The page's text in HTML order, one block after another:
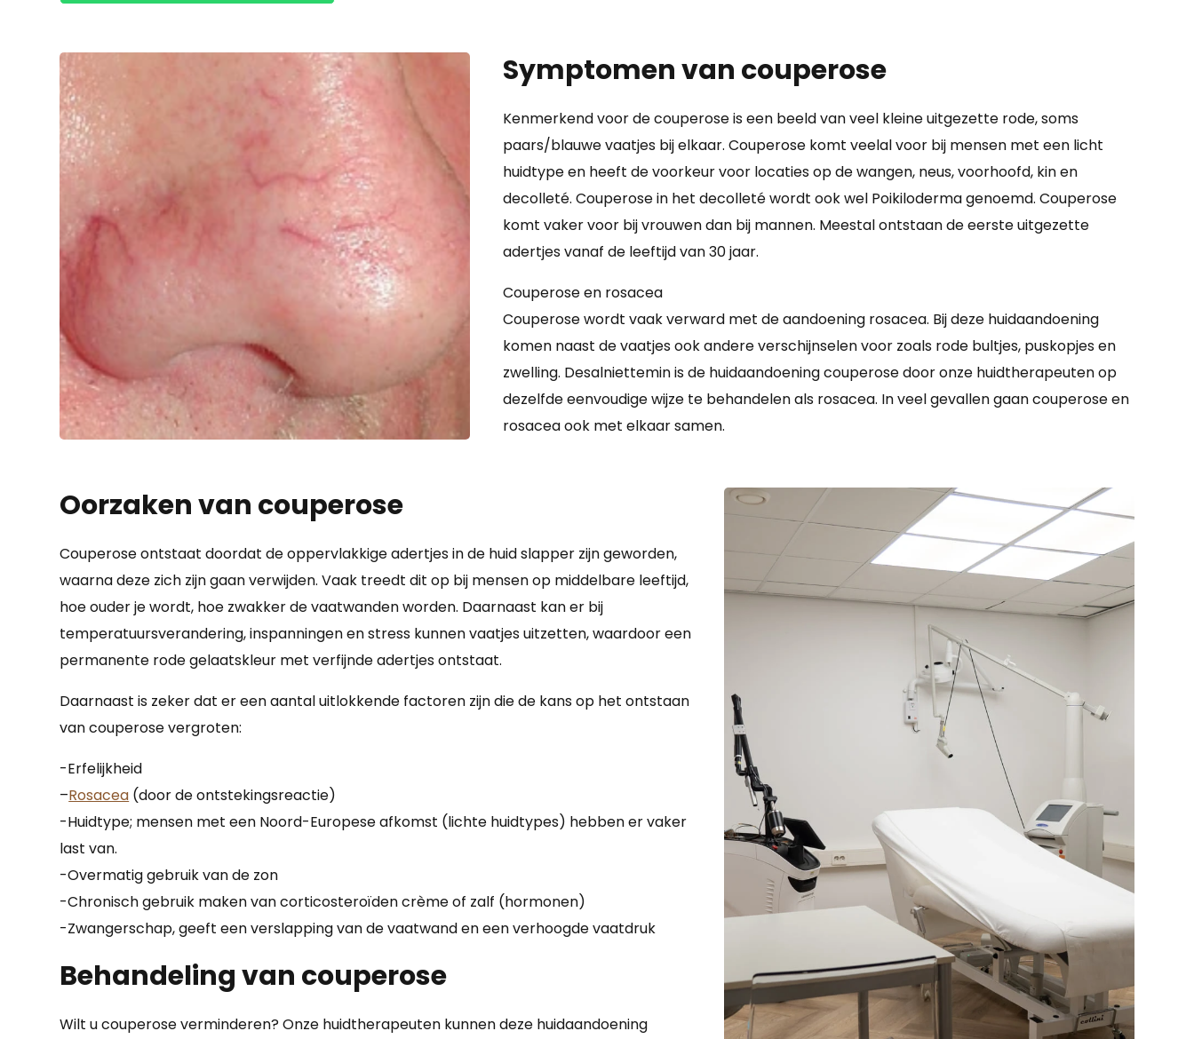
Symptomen van couperose
Kenmerkend voor de couperose is een beeld van veel kleine uitgezette rode, soms
paars/blauwe vaatjes bij elkaar. Couperose komt veelal voor bij mensen met een licht
huidtype en heeft de voorkeur voor locaties op de wangen, neus, voorhoofd, kin en
decolleté. Couperose in het decolleté wordt ook wel Poikiloderma genoemd. Couperose
komt vaker voor bij vrouwen dan bij mannen. Meestal ontstaan de eerste uitgezette
adertjes vanaf de leeftijd van 30 jaar.
Couperose en rosacea
Couperose wordt vaak verward met de aandoening rosacea. Bij deze huidaandoening
komen naast de vaatjes ook andere verschijnselen voor zoals rode bultjes, puskopjes en
zwelling. Desalniettemin is de huidaandoening couperose door onze huidtherapeuten op
dezelfde eenvoudige wijze te behandelen als rosacea. In veel gevallen gaan couperose en
rosacea ook met elkaar samen.
Oorzaken van couperose
Couperose ontstaat doordat de oppervlakkige adertjes in de huid slapper zijn geworden,
waarna deze zich zijn gaan verwijden. Vaak treedt dit op bij mensen op middelbare leeftijd,
hoe ouder je wordt, hoe zwakker de vaatwanden worden. Daarnaast kan er bij
temperatuursverandering, inspanningen en stress kunnen vaatjes uitzetten, waardoor een
permanente rode gelaatskleur met verfijnde adertjes ontstaat.
Daarnaast is zeker dat er een aantal uitlokkende factoren zijn die de kans op het ontstaan
van couperose vergroten:
-Erfelijkheid
–Rosacea (door de ontstekingsreactie)
-Huidtype; mensen met een Noord-Europese afkomst (lichte huidtypes) hebben er vaker
last van.
-Overmatig gebruik van de zon
-Chronisch gebruik maken van corticosteroïden crème of zalf (hormonen)
-Zwangerschap, geeft een verslapping van de vaatwand en een verhoogde vaatdruk
Behandeling van couperose
Wilt u couperose verminderen? Onze huidtherapeuten kunnen deze huidaandoening